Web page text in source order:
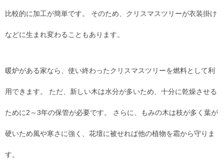
比較的に加工が簡単です。 そのため、クリスマスツリーが衣装掛け
などに生まれ変わることもあります。
暖炉がある家なら、使い終わったクリスマスツリーを燃料として利
用できます。 ただ、新しい木は水分が多いため、十分に乾燥させる
ために2～3年の保管が必要です。 さらに、もみの木は枝が多く葉が
硬いため風や寒さに強く、花壇に被せれば他の植物を霜から守りま
す。